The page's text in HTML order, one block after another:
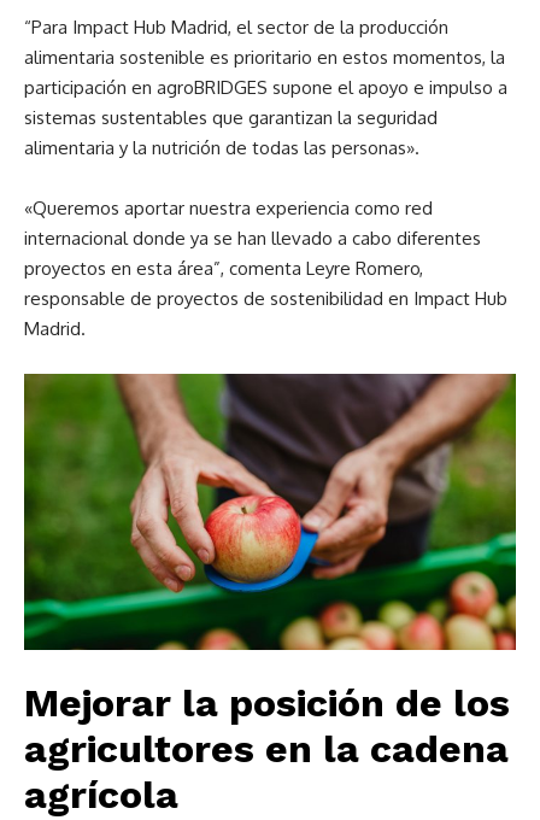
“Para Impact Hub Madrid, el sector de la producción
alimentaria sostenible es prioritario en estos momentos, la
participación en agroBRIDGES supone el apoyo e impulso a
sistemas sustentables que garantizan la seguridad
alimentaria y la nutrición de todas las personas».
«Queremos aportar nuestra experiencia como red
internacional donde ya se han llevado a cabo diferentes
proyectos en esta área”, comenta Leyre Romero,
responsable de proyectos de sostenibilidad en Impact Hub
Madrid.
Mejorar la posición de los
agricultores en la cadena
agrícola